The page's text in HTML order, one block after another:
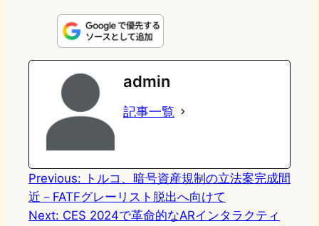
n
e
s
t
o
d
n
u
e
s
k
e
k
e
admin
記事一覧
Previous: トルコ、暗号資産規制の立法案完成間
近－FATFグレーリスト脱出へ向けて
Next: CES 2024で革命的なARインタラクティ